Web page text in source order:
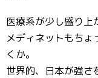
医療系が少し盛り上
メディネットもちょ
くか。
世界的、日本が強さ